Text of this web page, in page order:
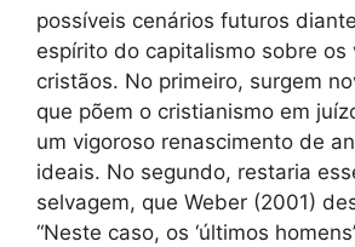
possíveis cenários futuros
espírito do capitalismo sobre os
cristãos. No primeiro, surgem
que põem o cristianismo em
um vigoroso renascimento de
ideais. No segundo, restaria
selvagem, que Weber (2001)
“Neste caso, os ‘últimos